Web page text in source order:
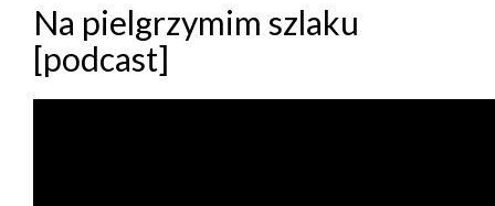
Na pielgrzymim szlaku
[podcast]